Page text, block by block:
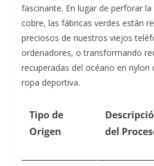
fascinante. En lugar de perforar
cobre, las fábricas verdes están
preciosos de nuestros viejos
ordenadores, o transformando
recuperadas del océano en nylon
ropa deportiva.
Tipo de
Origen
del